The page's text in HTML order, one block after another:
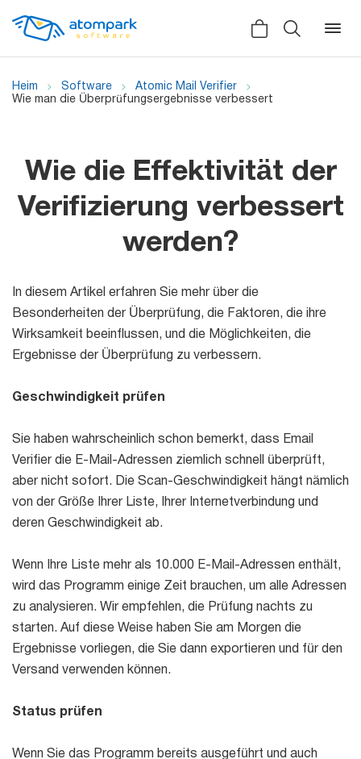
Alle software
Massenmailer
Email Tracker
E-Mail-
Extraktoren
Lead Extractor
Whois Explorer
Soziales
Erfahrungsberichte
Video-Demo
Partnerprogramm
Blog
Heim Software
Atomic Mail Verifier
Wie man die Überprüfungsergebnisse verbessert
Wie die Effektivität der
Verifizierung verbessert
werden?
In diesem Artikel erfahren Sie mehr über die
Besonderheiten der Überprüfung, die Faktoren, die ihre
Wirksamkeit beeinflussen, und die Möglichkeiten, die
Ergebnisse der Überprüfung zu verbessern.
Geschwindigkeit prüfen
Sie haben wahrscheinlich schon bemerkt, dass Email
Verifier die E-Mail-Adressen ziemlich schnell überprüft,
aber nicht sofort. Die Scan-Geschwindigkeit hängt nämlich
von der Größe Ihrer Liste, Ihrer Internetverbindung und
deren Geschwindigkeit ab.
Wenn Ihre Liste mehr als 10.000 E-Mail-Adressen enthält,
wird das Programm einige Zeit brauchen, um alle Adressen
zu analysieren. Wir empfehlen, die Prüfung nachts zu
starten. Auf diese Weise haben Sie am Morgen die
Ergebnisse vorliegen, die Sie dann exportieren und für den
Versand verwenden können.
Status prüfen
Wenn Sie das Programm bereits ausgeführt und auch